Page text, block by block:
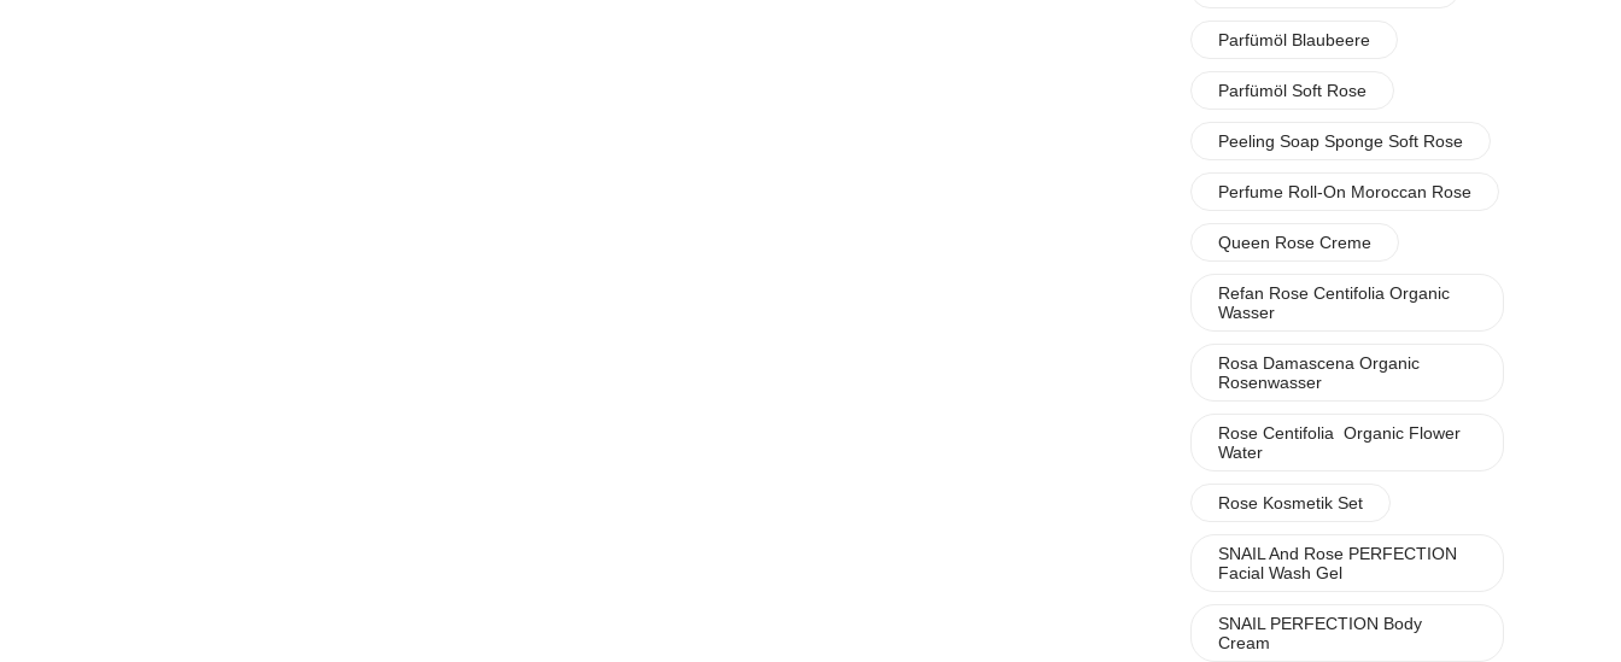
Parfümöl Blaubeere
Parfümöl Soft Rose
Peeling Soap Sponge Soft Rose
Perfume Roll-On Moroccan Rose
Queen Rose Creme
Refan Rose Centifolia Organic
Wasser
Rosa Damascena Organic
Rosenwasser
Rose Centifolia Organic Flower
Water
Rose Kosmetik Set
SNAIL And Rose PERFECTION
Facial Wash Gel
SNAIL PERFECTION Body
Cream